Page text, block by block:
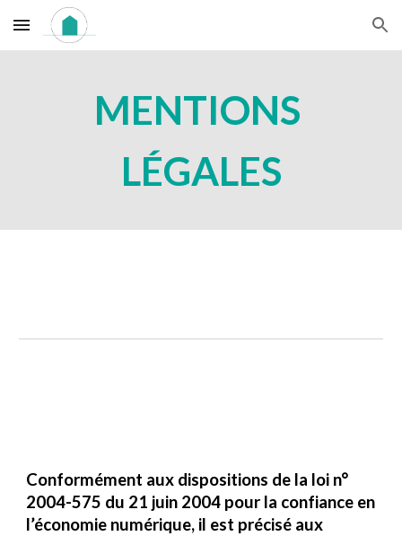
Skip to main content Skip to navigation
MENTIONS
LÉGALES
Conformément aux dispositions de la loi n°
2004-575 du 21 juin 2004 pour la confiance en
l’économie numérique, il est précisé aux